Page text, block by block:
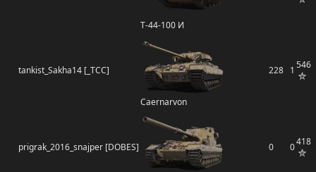
Т-44-100 И
tankist_Sakha14 [_TCC]
Caernarvon
228 1 546
prigrak_2016_snajper [DOBES] 0 0418